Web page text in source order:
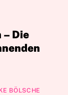
Die
BÖLSCHE